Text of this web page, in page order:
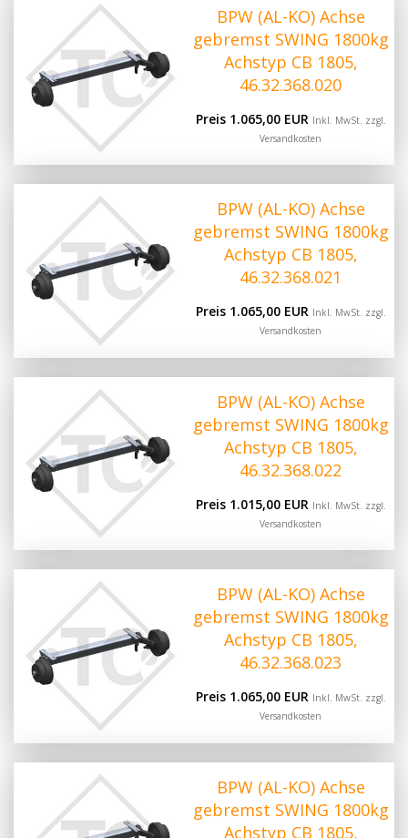
BPW (AL-KO) Achse
gebremst SWING 1800kg
Achstyp CB 1805,
46.32.368.020
Preis 1.065,00 EUR Inkl. MwSt. zzgl.
Versandkosten
BPW (AL-KO) Achse
gebremst SWING 1800kg
Achstyp CB 1805,
46.32.368.021
Preis 1.065,00 EUR Inkl. MwSt. zzgl.
Versandkosten
BPW (AL-KO) Achse
gebremst SWING 1800kg
Achstyp CB 1805,
46.32.368.022
Preis 1.015,00 EUR Inkl. MwSt. zzgl.
Versandkosten
BPW (AL-KO) Achse
gebremst SWING 1800kg
Achstyp CB 1805,
46.32.368.023
Preis 1.065,00 EUR Inkl. MwSt. zzgl.
Versandkosten
BPW (AL-KO) Achse
gebremst SWING 1800kg
Achstyp CB 1805,